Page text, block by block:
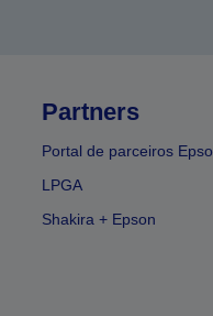
Partners
Portal de parceiros
LPGA
Shakira + Epson